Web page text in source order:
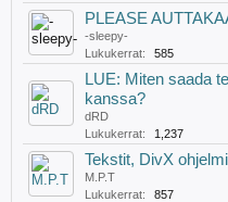
PLEASE
-sleepy-
Lukukerrat:
585
LUE: Miten saada
kanssa?
dRD
Lukukerrat:
1,237
Tekstit, DivX
M.P.T
Lukukerrat:
857